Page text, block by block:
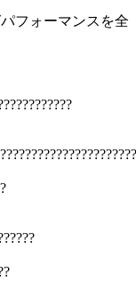
フォーマンスを全